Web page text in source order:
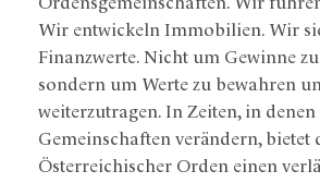
Wir entwickeln Immobilien. Wir
Finanzwerte. Nicht um Gewinne
sondern um Werte zu bewahren
weiterzutragen. In Zeiten, in denen
Gemeinschaften verändern, bietet
Österreichischer Orden einen